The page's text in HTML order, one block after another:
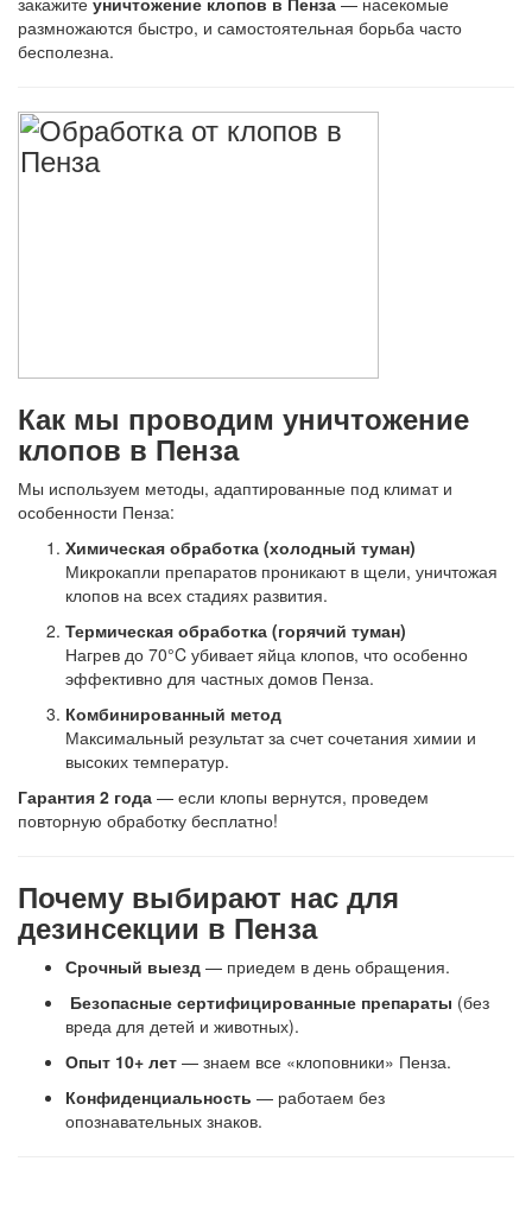
размножаются быстро, и самостоятельная борьба часто
бесполезна.
Как мы проводим уничтожение
клопов в Пенза
Мы используем методы, адаптированные под климат и
особенности Пенза:
Химическая обработка (холодный туман)
Микрокапли препаратов проникают в щели, уничтожая
клопов на всех стадиях развития.
Термическая обработка (горячий туман)
Нагрев до 70°C убивает яйца клопов, что особенно
эффективно для частных домов Пенза.
Комбинированный метод
Максимальный результат за счет сочетания химии и
высоких температур.
Гарантия 2 года — если клопы вернутся, проведем
повторную обработку бесплатно!
Почему выбирают нас для
дезинсекции в Пенза
Срочный выезд — приедем в день обращения.
Безопасные сертифицированные препараты (без
вреда для детей и животных).
Опыт 10+ лет — знаем все «клоповники» Пенза.
Конфиденциальность — работаем без
опознавательных знаков.